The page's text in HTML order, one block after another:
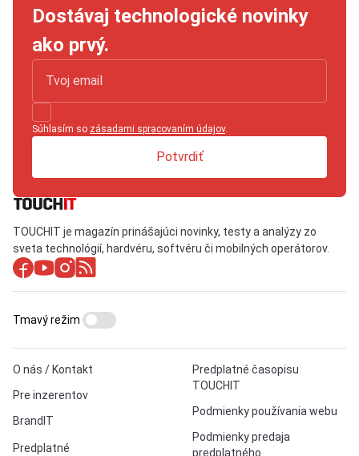
Dostávaj technologické novinky
ako prvý.
Súhlasím so zásadami spracovaním údajov.
Potvrdiť
TOUCHIT je magazín prinášajúci novinky, testy a analýzy zo
sveta technológií, hardvéru, softvéru či mobilných operátorov.
O nás / Kontakt
Pre inzerentov
BrandIT
Predplatné
Predplatné časopisu
TOUCHIT
Podmienky používania webu
Podmienky predaja
predplatného
Tmavý režim